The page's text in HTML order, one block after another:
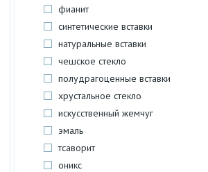
фианит
синтетические вставки
натуральные вставки
чешское стекло
полудрагоценные вставки
хрустальное стекло
искусственный жемчуг
эмаль
тсаворит
оникс